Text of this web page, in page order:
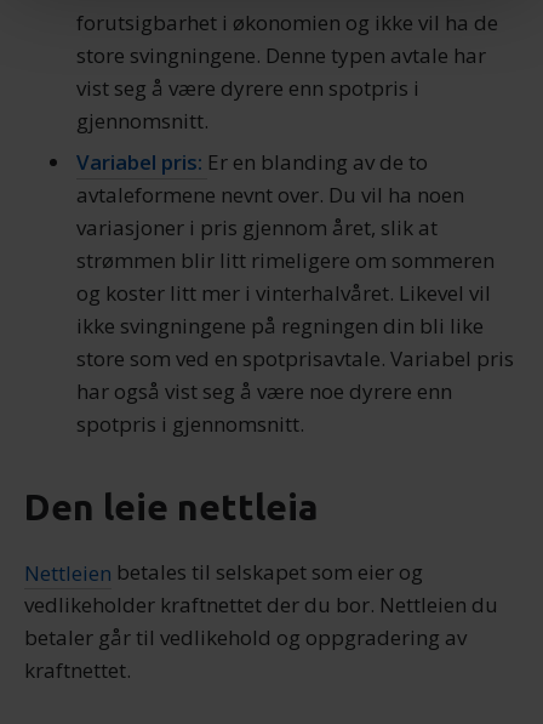
Vi bruker informasjonskapsler for å gi innhold og
annonser et personlig preg, for å levere sosiale
mediefunksjoner og for å analysere trafikken vår. Vi deler
vårt, med partnerne våre innen sosiale medier,
annonsering og analysearbeid, som kan kombinere den
med annen informasjon du har gjort tilgjengelig for dem,
eller som de har samlet inn gjennom din bruk av
tjenestene deres.
forutsigbarhet i økonomien og ikke vil ha de
store svingningene. Denne typen avtale har
vist seg å være dyrere enn spotpris i
gjennomsnitt.
Variabel pris: Er en blanding av de to
avtaleformene nevnt over. Du vil ha noen
variasjoner i pris gjennom året, slik at
strømmen blir litt rimeligere om sommeren
og koster litt mer i vinterhalvåret. Likevel vil
ikke svingningene på regningen din bli like
store som ved en spotprisavtale. Variabel pris
har også vist seg å være noe dyrere enn
spotpris i gjennomsnitt.
Den leie nettleia
Nettleien betales til selskapet som eier og
vedlikeholder kraftnettet der du bor. Nettleien du
betaler går til vedlikehold og oppgradering av
kraftnettet.